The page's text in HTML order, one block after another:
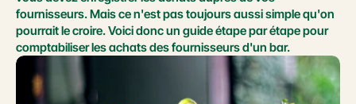
fournisseurs. Mais ce n'est pas toujours aussi simple qu'on
pourrait le croire. Voici donc un guide étape par étape pour
comptabiliser les achats des fournisseurs d'un bar.